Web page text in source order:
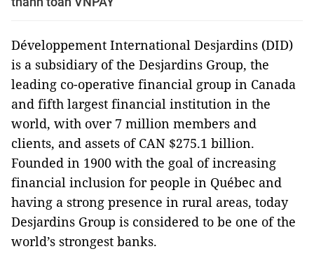
Développement International Desjardins (DID)
is a subsidiary of the Desjardins Group, the
leading co-operative financial group in Canada
and fifth largest financial institution in the
world, with over 7 million members and
clients, and assets of CAN $275.1 billion.
Founded in 1900 with the goal of increasing
financial inclusion for people in Québec and
having a strong presence in rural areas, today
Desjardins Group is considered to be one of the
world’s strongest banks.